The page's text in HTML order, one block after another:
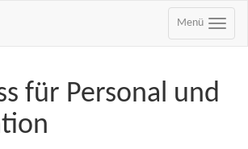
Menü
für Personal und